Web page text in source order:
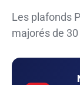
Les plafonds
majorés de 30